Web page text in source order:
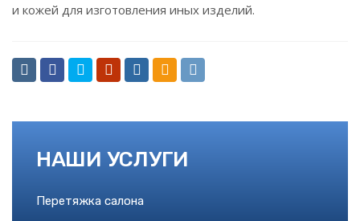
и кожей для изготовления иных изделий.
НАШИ УСЛУГИ
Перетяжка салона